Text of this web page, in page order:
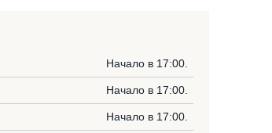
Начало в 17:00.
Начало в 17:00.
Начало в 17:00.